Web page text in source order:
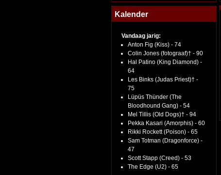
Kalender
Vandaag jarig:
Anton Fig (Kiss) - 74
Colin Jones (fotograaf)† - 90
Hal Patino (King Diamond) -
64
Les Binks (Judas Priest)† -
75
Lüpüs Thünder (The
Bloodhound Gang) - 54
Mel Tillis (Old Dogs)† - 94
Pekka Kasari (Amorphis) - 60
Rikki Rockett (Poison) - 65
Sam Totman (Dragonforce) -
47
Scott Stapp (Creed) - 53
The Edge (U2) - 65